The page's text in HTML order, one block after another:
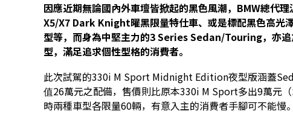
因應近期無論國內外車壇皆掀起的黑色風潮，BMW總代
X5/X7 Dark Knight曜黑限量特仕車、或是標配黑色高
型等，而身為中堅主力的3 Series Sedan/Touring，
型，滿足追求個性型格的消費者。
此次試駕的330i M Sport Midnight Edition夜型版涵蓋
值26萬元之配備，售價則比原本330i M Sport多出9萬元
時兩種車型各限量60輛，有意入主的消費者手腳可不能慢。